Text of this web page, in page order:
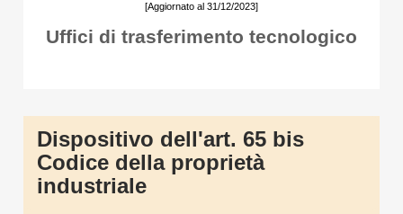
[Aggiornato al 31/12/2023]
Uffici di trasferimento tecnologico
Dispositivo dell'art. 65 bis
Codice della proprietà
industriale